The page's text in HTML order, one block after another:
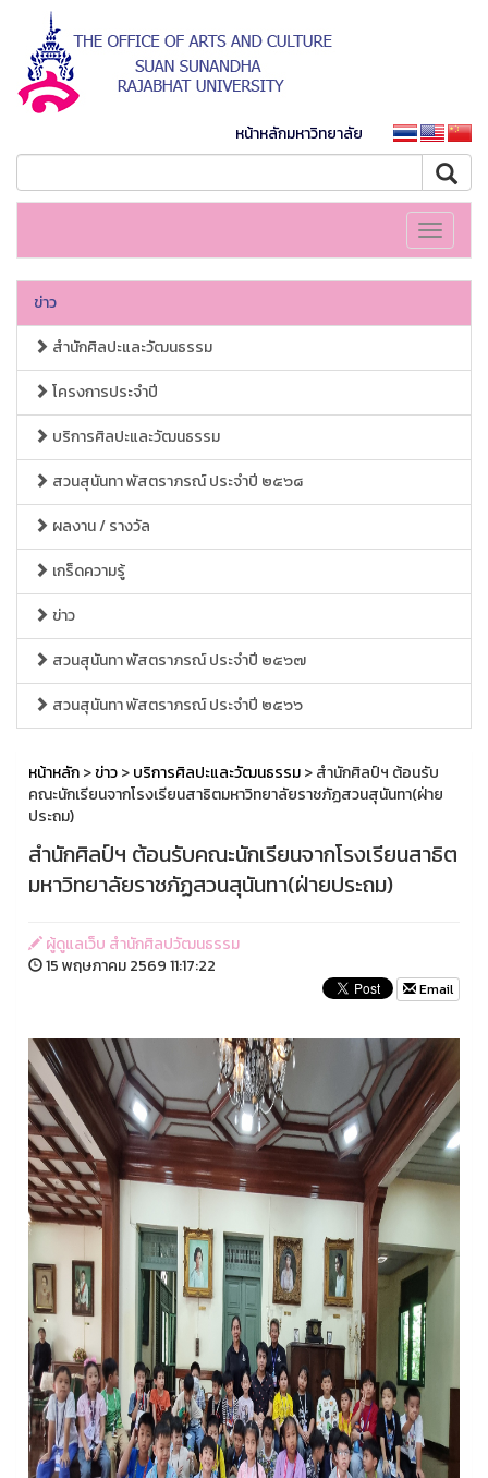
หน้าหลักมหาวิทยาลัย
Toggle
ข่าว
สำนักศิลปะและวัฒนธรรม
โครงการประจำปี
บริการศิลปะและวัฒนธรรม
สวนสุนันทา พัสตราภรณ์ ประจำปี ๒๕๖๘
ผลงาน / รางวัล
เกร็ดความรู้
ข่าว
สวนสุนันทา พัสตราภรณ์ ประจำปี ๒๕๖๗
สวนสุนันทา พัสตราภรณ์ ประจำปี ๒๕๖๖
หน้าหลัก>ข่าว>บริการศิลปะและวัฒนธรรม> สำนักศิลป์ฯ ต้อนรับ
คณะนักเรียนจากโรงเรียนสาธิตมหาวิทยาลัยราชภัฏสวนสุนันทา(ฝ่าย
ประถม)
สำนักศิลป์ฯ ต้อนรับคณะนักเรียนจากโรงเรียนสาธิต
มหาวิทยาลัยราชภัฏสวนสุนันทา(ฝ่ายประถม)
ผู้ดูแลเว็บ สำนักศิลปวัฒนธรรม
15 พฤษภาคม 2569 11:17:22
Email